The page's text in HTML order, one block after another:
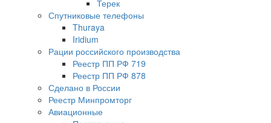
Терек
Спутниковые телефоны
Thuraya
Iridium
Рации российского производства
Реестр ПП РФ 719
Реестр ПП РФ 878
Сделано в России
Реестр Минпромторг
Авиационные